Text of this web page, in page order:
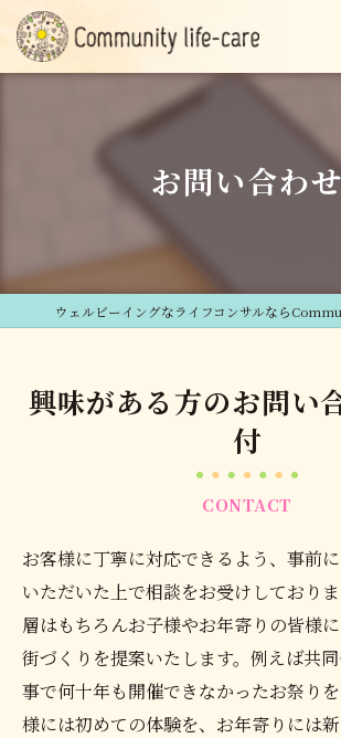
お問い合わせ
興味がある方のお問い
付
CONTACT
お客様に丁寧に対応できるよう、事前
いただいた上で相談をお受けしており
層はもちろんお子様やお年寄りの皆様
街づくりを提案いたします。例えば共
事で何十年も開催できなかったお祭り
様には初めての体験を、お年寄りには